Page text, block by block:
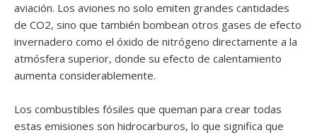
aviación. Los aviones no solo emiten grandes cantidades
de CO2, sino que también bombean otros gases de efecto
invernadero como el óxido de nitrógeno directamente a la
atmósfera superior, donde su efecto de calentamiento
aumenta considerablemente.
Los combustibles fósiles que queman para crear todas
estas emisiones son hidrocarburos, lo que significa que